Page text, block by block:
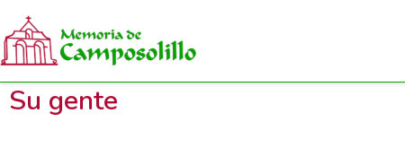
Su gente